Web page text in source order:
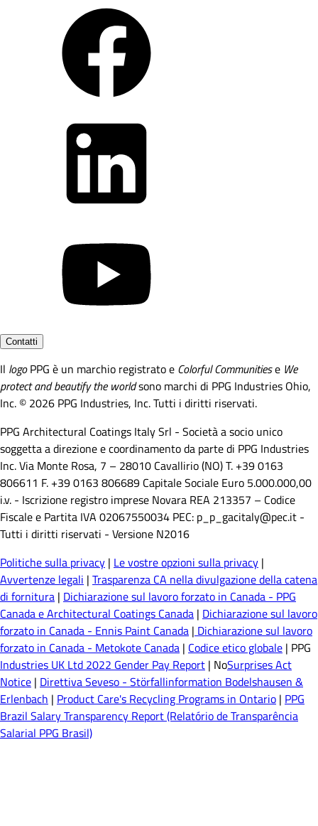
Contatti
Il logoPPG è un marchio registrato e Colorful Communitiese We
protect and beautify the worldsono marchi di PPG Industries Ohio,
Inc. © 2026 PPG Industries, Inc. Tutti i diritti riservati.
PPG Architectural Coatings Italy Srl - Società a socio unico
soggetta a direzione e coordinamento da parte di PPG Industries
Inc. Via Monte Rosa, 7 – 28010 Cavallirio (NO) T. +39 0163
806611 F. +39 0163 806689 Capitale Sociale Euro 5.000.000,00
i.v. - Iscrizione registro imprese Novara REA 213357 – Codice
Fiscale e Partita IVA 02067550034 PEC: p_p_gacitaly@pec.it -
Tutti i diritti riservati - Versione N2016
Politiche sulla privacy | Le vostre opzioni sulla privacy |
Avvertenze legali | Trasparenza CA nella divulgazione della catena
di fornitura | Dichiarazione sul lavoro forzato in Canada - PPG
Canada e Architectural Coatings Canada | Dichiarazione sul lavoro
forzato in Canada - Ennis Paint Canada | Dichiarazione sul lavoro
forzato in Canada - Metokote Canada | Codice etico globale | PPG
Industries UK Ltd 2022 Gender Pay Report | NoSurprises Act
Notice | Direttiva Seveso - Störfallinformation Bodelshausen &
Erlenbach | Product Care's Recycling Programs in Ontario | PPG
Brazil Salary Transparency Report (Relatório de Transparência
Salarial PPG Brasil)